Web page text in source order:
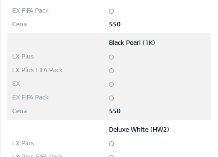
550
Black Pearl (1K)
550
Deluxe White (HW2)